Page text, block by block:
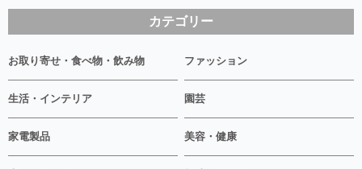
カテゴリー
お取り寄せ・食べ物・飲み物 ファッション
生活・インテリア 園芸
家電製品 美容・健康